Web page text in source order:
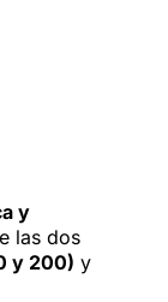
y
las dos
y 200) y